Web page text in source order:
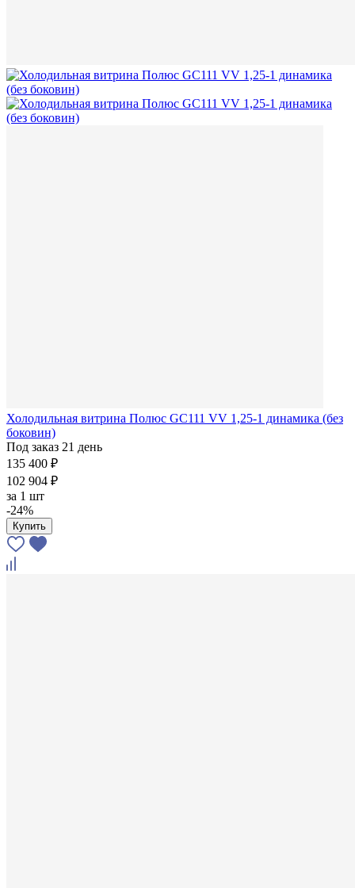
Холодильная витрина Полюс GC111 VV 1,25-1 динамика (без
боковин)
Под заказ 21 день
135 400 ₽
102 904 ₽
за 1 шт
-24%
Купить